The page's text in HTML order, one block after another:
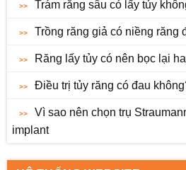
Trám răng sâu có lấy tủy
Trồng răng giả có niềng răng
Răng lấy tủy có nên bọc lại
Điều trị tủy răng có đau
Vì sao nên chọn trụ
implant